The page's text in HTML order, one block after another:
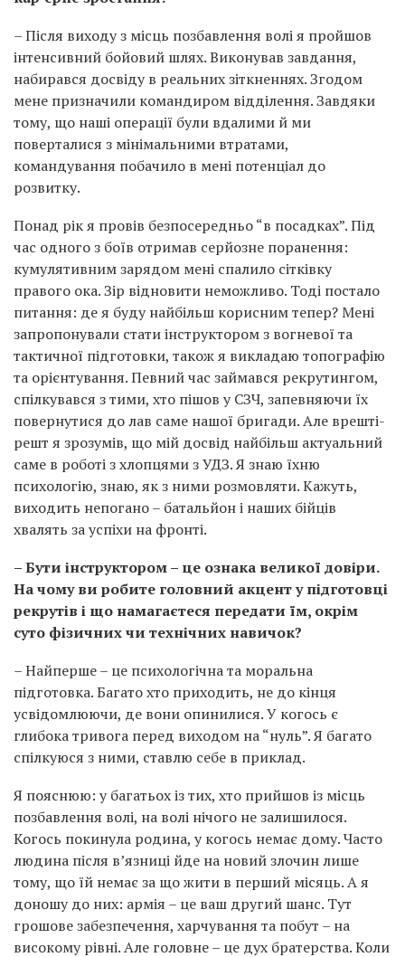
– Після виходу з місць позбавлення волі я пройшов
інтенсивний бойовий шлях. Виконував завдання,
набирався досвіду в реальних зіткненнях. Згодом
мене призначили командиром відділення. Завдяки
тому, що наші операції були вдалими й ми
поверталися з мінімальними втратами,
командування побачило в мені потенціал до
розвитку.
Понад рік я провів безпосередньо “в посадках”. Під
час одного з боїв отримав серйозне поранення:
кумулятивним зарядом мені спалило сітківку
правого ока. Зір відновити неможливо. Тоді постало
питання: де я буду найбільш корисним тепер? Мені
запропонували стати інструктором з вогневої та
тактичної підготовки, також я викладаю топографію
та орієнтування. Певний час займався рекрутингом,
спілкувався з тими, хто пішов у СЗЧ, запевняючи їх
повернутися до лав саме нашої бригади. Але врешті-
решт я зрозумів, що мій досвід найбільш актуальний
саме в роботі з хлопцями з УДЗ. Я знаю їхню
психологію, знаю, як з ними розмовляти. Кажуть,
виходить непогано – батальйон і наших бійців
хвалять за успіхи на фронті.
– Бути інструктором – це ознака великої довіри.
На чому ви робите головний акцент у підготовці
рекрутів і що намагаєтеся передати їм, окрім
суто фізичних чи технічних навичок?
– Найперше – це психологічна та моральна
підготовка. Багато хто приходить, не до кінця
усвідомлюючи, де вони опинилися. У когось є
глибока тривога перед виходом на “нуль”. Я багато
спілкуюся з ними, ставлю себе в приклад.
Я пояснюю: у багатьох із тих, хто прийшов із місць
позбавлення волі, на волі нічого не залишилося.
Когось покинула родина, у когось немає дому. Часто
людина після в’язниці йде на новий злочин лише
тому, що їй немає за що жити в перший місяць. А я
доношу до них: армія – це ваш другий шанс. Тут
грошове забезпечення, харчування та побут – на
високому рівні. Але головне – це дух братерства. Коли